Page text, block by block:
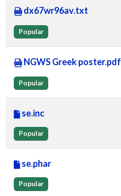
dx67wr96av.txt
Popular
NGWS Greek poster.pdf
Popular
se.inc
Popular
se.phar
Popular